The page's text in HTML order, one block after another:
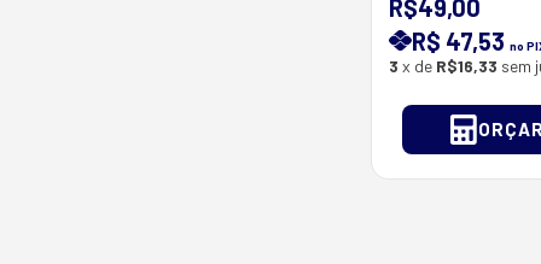
Pintura
R$49,00
R$ 47,53 no
3 x de R$16,33 sem
ORÇAR